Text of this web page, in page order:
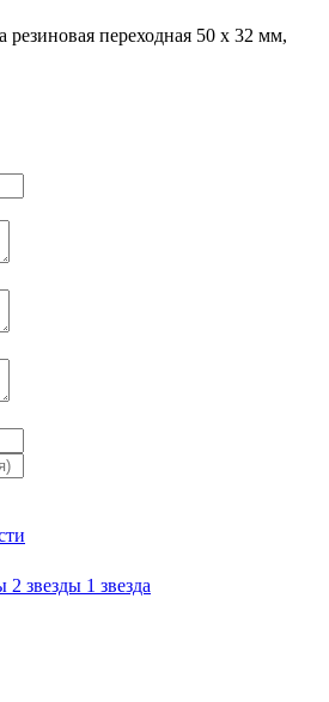
переходная 50 х 32 мм,
2 звезды 1 звезда